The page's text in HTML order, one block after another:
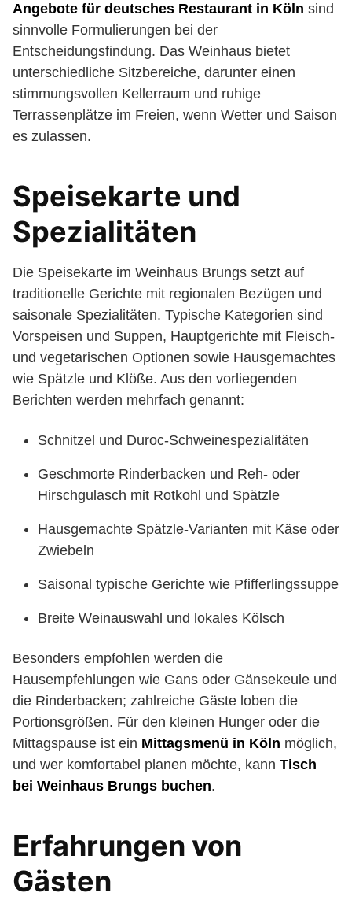
Angebote für deutsches Restaurant in Köln sind
sinnvolle Formulierungen bei der
Entscheidungsfindung. Das Weinhaus bietet
unterschiedliche Sitzbereiche, darunter einen
stimmungsvollen Kellerraum und ruhige
Terrassenplätze im Freien, wenn Wetter und Saison
es zulassen.
Speisekarte und
Spezialitäten
Die Speisekarte im Weinhaus Brungs setzt auf
traditionelle Gerichte mit regionalen Bezügen und
saisonale Spezialitäten. Typische Kategorien sind
Vorspeisen und Suppen, Hauptgerichte mit Fleisch-
und vegetarischen Optionen sowie Hausgemachtes
wie Spätzle und Klöße. Aus den vorliegenden
Berichten werden mehrfach genannt:
Schnitzel und Duroc-Schweinespezialitäten
Geschmorte Rinderbacken und Reh- oder
Hirschgulasch mit Rotkohl und Spätzle
Hausgemachte Spätzle-Varianten mit Käse oder
Zwiebeln
Saisonal typische Gerichte wie Pfifferlingssuppe
Breite Weinauswahl und lokales Kölsch
Besonders empfohlen werden die
Hausempfehlungen wie Gans oder Gänsekeule und
die Rinderbacken; zahlreiche Gäste loben die
Portionsgrößen. Für den kleinen Hunger oder die
Mittagspause ist ein Mittagsmenü in Köln möglich,
und wer komfortabel planen möchte, kann Tisch
bei Weinhaus Brungs buchen.
Erfahrungen von
Gästen